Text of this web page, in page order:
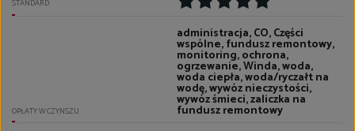
STANDARD
OPŁATY W CZYNSZU
administracja, CO, Części
wspólne, fundusz remontowy,
monitoring, ochrona,
ogrzewanie, Winda, woda,
woda ciepła, woda/ryczałt na
wodę, wywóz nieczystości,
wywóz śmieci, zaliczka na
fundusz remontowy